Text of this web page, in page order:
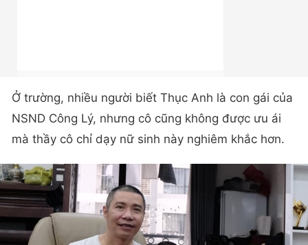
Ở trường, nhiều người biết Thục Anh là con gái của
NSND Công Lý, nhưng cô cũng không được ưu ái
mà thầy cô chỉ dạy nữ sinh này nghiêm khắc hơn.